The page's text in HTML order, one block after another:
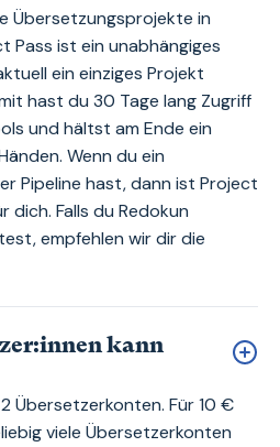
Übersetzungsprojekte in
Pass ist ein unabhängiges
ein einziges Projekt
hast du 30 Tage lang Zugriff
und hältst am Ende ein
Wenn du ein
Pipeline hast, dann ist Project
dich. Falls du Redokun
empfehlen wir dir die
kann
Übersetzerkonten. Für 10 €
viele Übersetzerkonten